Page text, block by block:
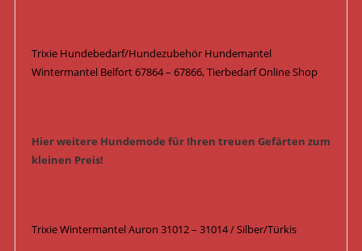
Trixie Hundebedarf/Hundezubehör Hundemantel
Wintermantel Belfort 67864 – 67866, Tierbedarf Online Shop
Hier weitere Hundemode für Ihren treuen Gefärten zum
kleinen Preis!
Trixie Wintermantel Auron 31012 – 31014 / Silber/Türkis